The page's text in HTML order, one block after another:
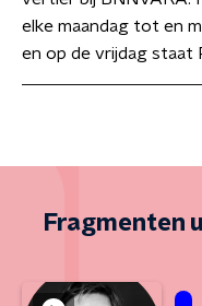
elke maandag tot en
en op de vrijdag staat
Fragmenten